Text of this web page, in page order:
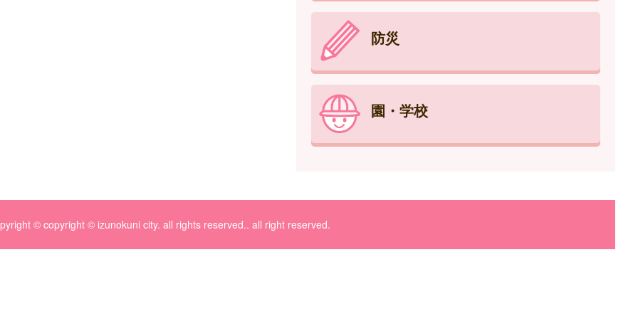
防災
園・学校
© copyright © izunokuni city. all rights reserved.. all right reserved.